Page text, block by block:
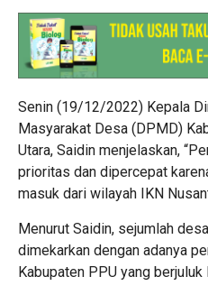
Senin (19/12/2022) Kepala
Masyarakat Desa (DPMD)
Utara, Saidin menjelaskan,
prioritas dan dipercepat
masuk dari wilayah IKN
Menurut Saidin, sejumlah
dimekarkan dengan adanya
Kabupaten PPU yang